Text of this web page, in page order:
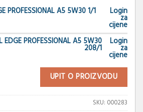
PROFESSIONAL A5 5W30 1/1 Login
za
cijene
EDGE PROFESSIONAL A5 5W30
208/1
Login
za
cijene
UPIT O PROIZVODU
SKU: 000283